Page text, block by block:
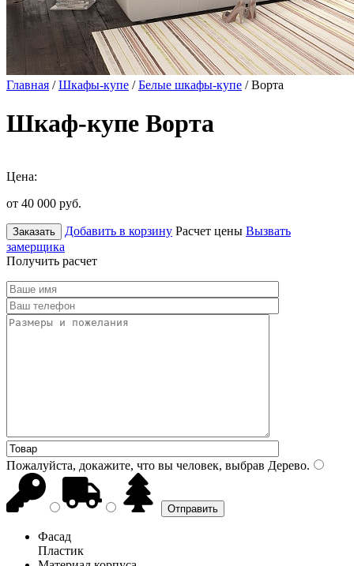
Главная /Шкафы-купе /Белые шкафы-купе / Ворта
Шкаф-купе Ворта
Цена:
от 40 000 руб.
Заказать Добавить в корзину Расчет цены Вызвать
замерщика
Получить расчет
Пожалуйста, докажите, что вы человек, выбрав Дерево.
Фасад
Пластик